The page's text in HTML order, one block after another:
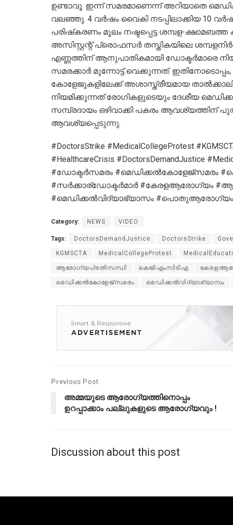
ഉണ്ടാവൂ. ഇന്ന് സമരമാണെന്ന് അറിയാതെ
വലഞ്ഞു. 4 വർഷം വൈകി നടപ്പിലാക്കിയ 10
പരിഷ്‌കരണം മൂലം നഷ്ടപ്പെട്ട ശമ്പള-
അസിസ്റ്റന്റ് പ്രൊഫസർ തസ്തികയിലെ
എണ്ണത്തിന് ആനുപാതികമായി ഡോക്ടർമാരെ
സമരക്കാർ മുന്നോട്ട് വെക്കുന്നത്.
കോളേജുകളിലേക്ക് അശാസ്ത്രീയമായ
നിയമിക്കുന്നത് രോഗികളുടെയും ദേശീയ
സമ്പ്രദായം ഒഴിവാക്കി പകരം ആവശ്യത്തിന്
ആവശ്യപ്പെടുന്നു.
#DoctorsStrike #MedicalCollegeProtest
#HealthcareCrisis #DoctorsDemandJustice
#ഡോക്ടർസമരം #മെഡിക്കൽകോളേജ്സമരം
#സർക്കാര്ഡോക്ടർമാർ #കേരളആരോഗ്യം
#മെഡിക്കൽവിദ്യാഭ്യാസം #പൊതുആരോഗ്യം
Category: NEWS VIDEO
Tags: DoctorsDemandJustice DoctorsStrike
KGMSCTA MedicalCollegeProtest
ആരോഗ്യപ്രതിസന്ധി കെജിഎംസിടിഎ
മെഡിക്കൽകോളേജ്സമരം മെഡിക്കൽവിദ്യാഭ്യാസം
Previous Post
അമ്മയുടെ ആരോഗ്യത്തിനൊപ്പം
ഉറപ്പാക്കാം പല്ലുകളുടെ ആരോഗ്യവും !
Discussion about this post